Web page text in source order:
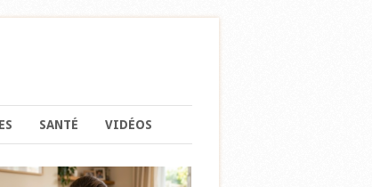
SANTÉ VIDÉOS